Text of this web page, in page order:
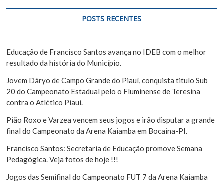
P
o
s
t
q
i
a
POSTS RECENTES
Educação de Francisco Santos avança no IDEB com o melhor
resultado da história do Município.
Jovem Dáryo de Campo Grande do Piauí, conquista titulo Sub
20 do Campeonato Estadual pelo o Fluminense de Teresina
contra o Atlético Piaui.
Pião Roxo e Varzea vencem seus jogos e irão disputar a grande
final do Campeonato da Arena Kaiamba em Bocaina-PI.
Francisco Santos: Secretaria de Educação promove Semana
Pedagógica. Veja fotos de hoje !!!
Jogos das Semifinal do Campeonato FUT 7 da Arena Kaiamba